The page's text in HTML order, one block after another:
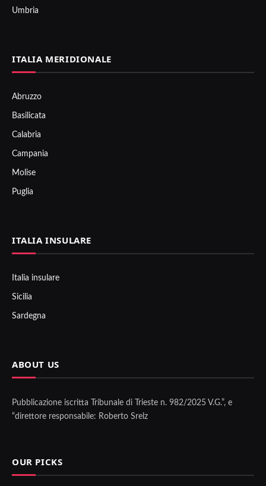
Umbria
ITALIA MERIDIONALE
Abruzzo
Basilicata
Calabria
Campania
Molise
Puglia
ITALIA INSULARE
Italia insulare
Sicilia
Sardegna
ABOUT US
Pubblicazione iscritta Tribunale di Trieste n. 982/2025 V.G.”, e
“direttore responsabile: Roberto Srelz
OUR PICKS